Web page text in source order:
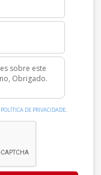
POLÍTICA DE PRIVACIDADE.